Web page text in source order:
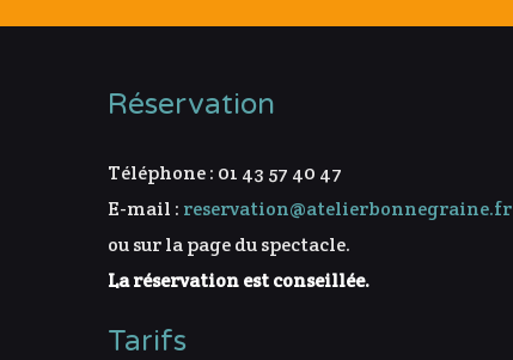
Réservation
Téléphone : 01 43 57 40 47
E-mail : reservation@atelierbonnegraine.fr
ou sur la page du spectacle.
La réservation est conseillée.
Tarifs